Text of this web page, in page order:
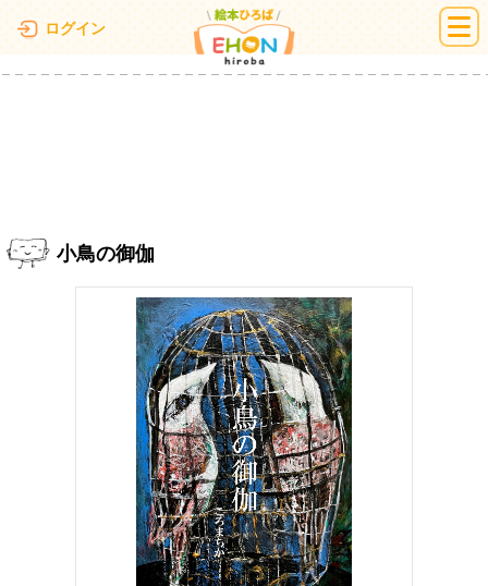
ログイン 絵本ひろば
小鳥の御伽